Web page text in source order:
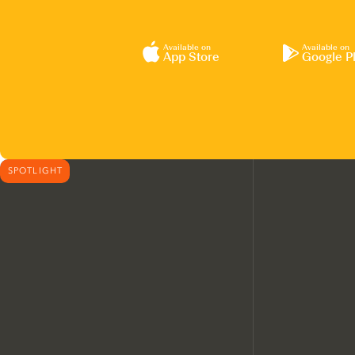
Available on
App Store
Available on
Google
SPOTLIGHT